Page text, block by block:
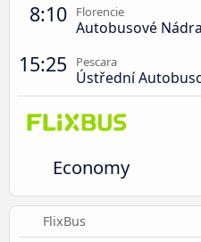
8:10 Florencie
Autobusové
15:25 Pescara
Ústřední
Economy
FlixBus